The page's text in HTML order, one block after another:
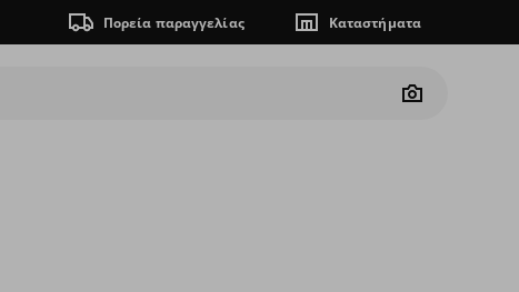
Πορεία παραγγελίας Καταστήματα
Camera